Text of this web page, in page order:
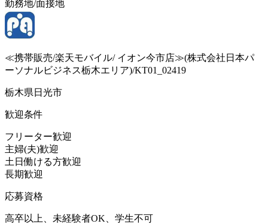
勤務地/面接地
≪携帯販売/楽天モバイル/ イオン今市店≫(株式会社日本パ
ーソナルビジネス栃木エリア)/KT01_02419
栃木県日光市
歓迎条件
フリーター歓迎
主婦(夫)歓迎
土日働ける方歓迎
長期歓迎
応募資格
高卒以上、未経験者OK、学生不可